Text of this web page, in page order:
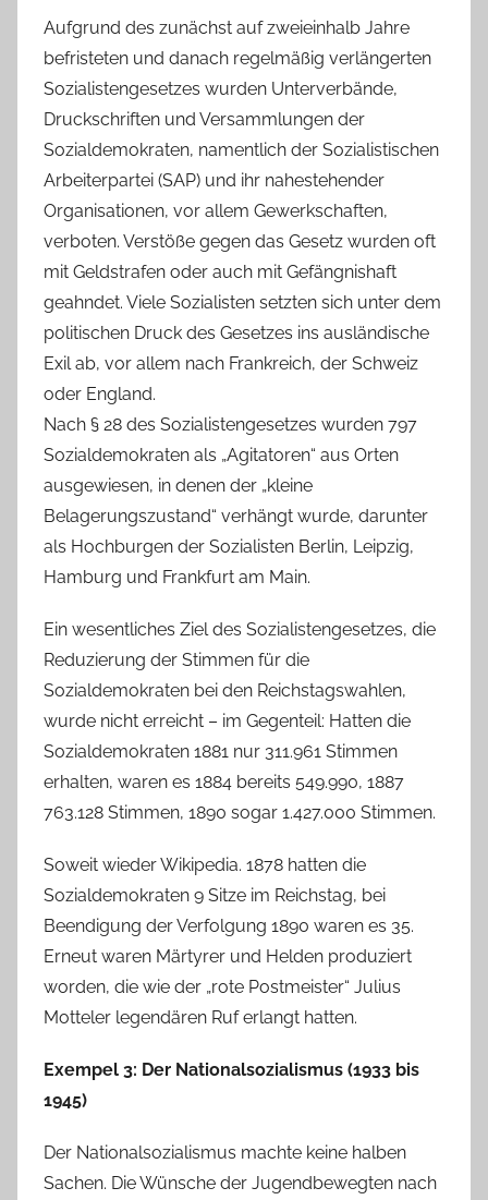
Aufgrund des zunächst auf zweieinhalb Jahre
befristeten und danach regelmäßig verlängerten
Sozialistengesetzes wurden Unterverbände,
Druckschriften und Versammlungen der
Sozialdemokraten, namentlich der Sozialistischen
Arbeiterpartei (SAP) und ihr nahestehender
Organisationen, vor allem Gewerkschaften,
verboten. Verstöße gegen das Gesetz wurden oft
mit Geldstrafen oder auch mit Gefängnishaft
geahndet. Viele Sozialisten setzten sich unter dem
politischen Druck des Gesetzes ins ausländische
Exil ab, vor allem nach Frankreich, der Schweiz
oder England.
Nach § 28 des Sozialistengesetzes wurden 797
Sozialdemokraten als „Agitatoren“ aus Orten
ausgewiesen, in denen der „kleine
Belagerungszustand“ verhängt wurde, darunter
als Hochburgen der Sozialisten Berlin, Leipzig,
Hamburg und Frankfurt am Main.
Ein wesentliches Ziel des Sozialistengesetzes, die
Reduzierung der Stimmen für die
Sozialdemokraten bei den Reichstagswahlen,
wurde nicht erreicht – im Gegenteil: Hatten die
Sozialdemokraten 1881 nur 311.961 Stimmen
erhalten, waren es 1884 bereits 549.990, 1887
763.128 Stimmen, 1890 sogar 1.427.000 Stimmen.
Soweit wieder Wikipedia. 1878 hatten die
Sozialdemokraten 9 Sitze im Reichstag, bei
Beendigung der Verfolgung 1890 waren es 35.
Erneut waren Märtyrer und Helden produziert
worden, die wie der „rote Postmeister“ Julius
Motteler legendären Ruf erlangt hatten.
Exempel 3: Der Nationalsozialismus (1933 bis
1945)
Der Nationalsozialismus machte keine halben
Sachen. Die Wünsche der Jugendbewegten nach